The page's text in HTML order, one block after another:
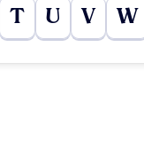
T U V W